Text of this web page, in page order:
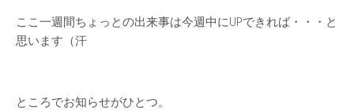
ここ一週間ちょっとの出来事は今週中にUPできれば・・・と
思います（汗
ところでお知らせがひとつ。